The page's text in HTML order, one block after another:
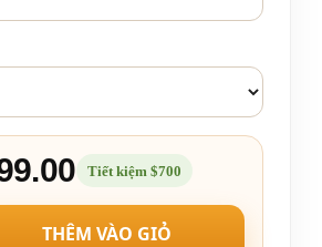
Tiết kiệm $700
THÊM VÀO GIỎ